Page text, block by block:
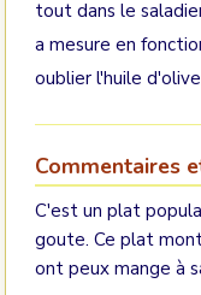
tout dans le
a mesure en
oublier l'huile
Commentaires
C'est un plat
goute. Ce plat
ont peux mange à